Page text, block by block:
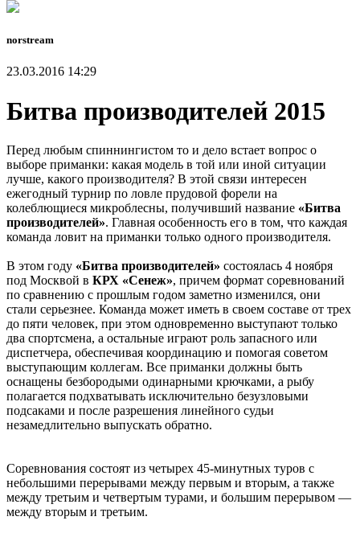
norstream
23.03.2016 14:29
Битва производителей 2015
Перед любым спиннингистом то и дело встает вопрос о
выборе приманки: какая модель в той или иной ситуации
лучше, какого производителя? В этой связи интересен
ежегодный турнир по ловле прудовой форели на
колеблющиеся микроблесны, получивший название «Битва
производителей». Главная особенность его в том, что каждая
команда ловит на приманки только одного производителя.
В этом году «Битва производителей» состоялась 4 ноября
под Москвой в КРХ «Сенеж», причем формат соревнований
по сравнению с прошлым годом заметно изменился, они
стали серьезнее. Команда может иметь в своем составе от трех
до пяти человек, при этом одновременно выступают только
два спортсмена, а остальные играют роль запасного или
диспетчера, обеспечивая координацию и помогая советом
выступающим коллегам. Все приманки должны быть
оснащены безбородыми одинарными крючками, а рыбу
полагается подхватывать исключительно безузловыми
подсаками и после разрешения линейного судьи
незамедлительно выпускать обратно.
Соревнования состоят из четырех 45-минутных туров с
небольшими перерывами между первым и вторым, а также
между третьим и четвертым турами, и большим перерывом —
между вторым и третьим.